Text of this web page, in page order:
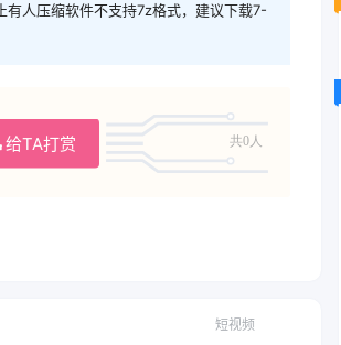
有人压缩软件不支持7z格式，建议下载7-
给TA打赏 共0人
短视频